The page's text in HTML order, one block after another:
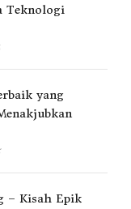
Teknologi
yang
– Kisah Epik